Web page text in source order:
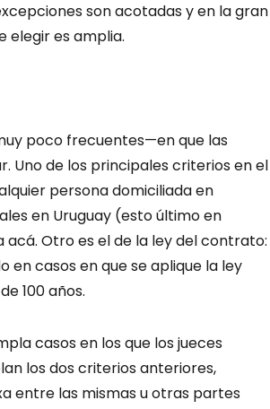
son acotadas y en la gran
elegir es amplia.
poco frecuentes—en que las
Uno de los principales criterios en el
persona domiciliada en
en Uruguay (esto último en
Otro es el de la ley del contrato:
en casos en que se aplique la ley
100 años.
casos en los que los jueces
los dos criterios anteriores,
entre las mismas u otras partes